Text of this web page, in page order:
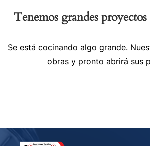
Tenemos grandes
Se está cocinando algo grande.
obras y pronto abrirá sus